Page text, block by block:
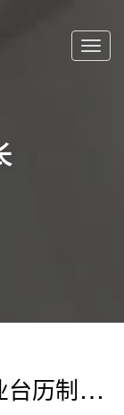
瞄
准目标客户：企业台历制作的市场定位策略